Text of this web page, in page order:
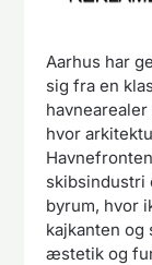
Aarhus har
sig fra en
hvor
skibsindustri
byrum, hvor
kajkanten
æstetik og